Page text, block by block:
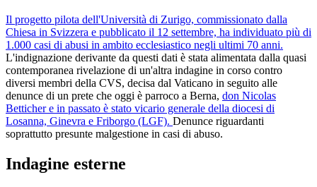
Il progetto pilota dell'Università di Zurigo, commissionato dalla
Chiesa in Svizzera e pubblicato il 12 settembre, ha individuato più di
1.000 casi di abusi in ambito ecclesiastico negli ultimi 70 anni.
L'indignazione derivante da questi dati è stata alimentata dalla quasi
contemporanea rivelazione di un'altra indagine in corso contro
diversi membri della CVS, decisa dal Vaticano in seguito alle
denunce di un prete che oggi è parroco a Berna, don Nicolas
Betticher e in passato è stato vicario generale della diocesi di
Losanna, Ginevra e Friborgo (LGF). Denunce riguardanti
soprattutto presunte malgestione in casi di abuso.
Indagine esterne